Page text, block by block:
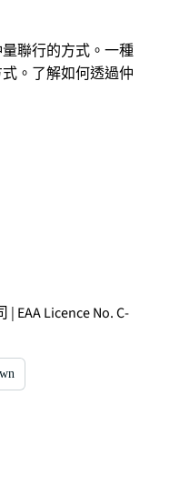
聯行的方式。一種
。了解如何透過仲
EAA Licence No. C-